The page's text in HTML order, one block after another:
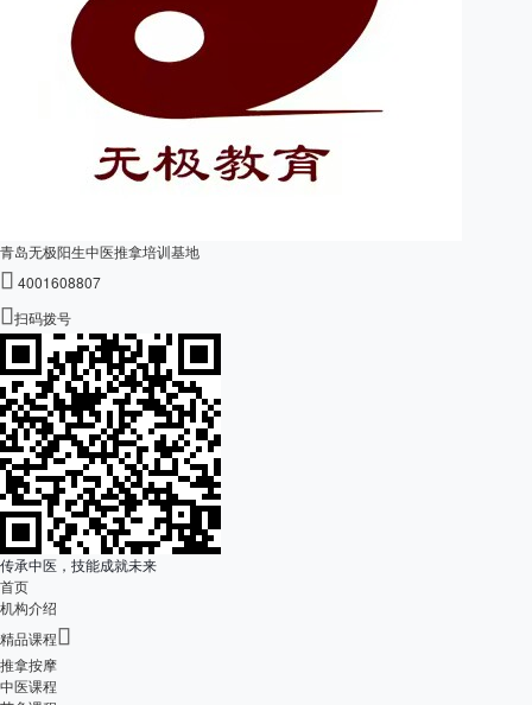
青岛无极阳生中医推拿培训基地
 4001608807
扫码拨号
传承中医，技能成就未来
首页
机构介绍
精品课程
推拿按摩
中医课程